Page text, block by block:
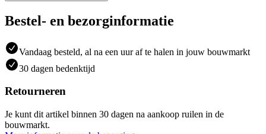
Bestel- en bezorginformatie
Vandaag besteld, al na een uur af te halen in jouw bouwmarkt
30 dagen bedenktijd
Retourneren
Je kunt dit artikel binnen 30 dagen na aankoop ruilen in de
bouwmarkt.